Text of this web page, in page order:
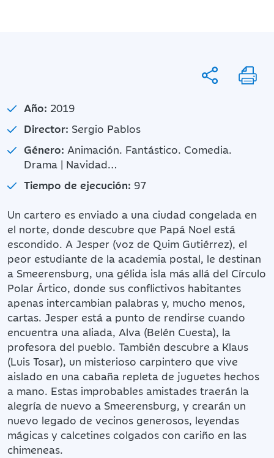
Año: 2019
Director: Sergio Pablos
Género: Animación. Fantástico. Comedia.
Drama | Navidad…
Tiempo de ejecución: 97
Un cartero es enviado a una ciudad congelada en
el norte, donde descubre que Papá Noel está
escondido. A Jesper (voz de Quim Gutiérrez), el
peor estudiante de la academia postal, le destinan
a Smeerensburg, una gélida isla más allá del Círculo
Polar Ártico, donde sus conflictivos habitantes
apenas intercambian palabras y, mucho menos,
cartas. Jesper está a punto de rendirse cuando
encuentra una aliada, Alva (Belén Cuesta), la
profesora del pueblo. También descubre a Klaus
(Luis Tosar), un misterioso carpintero que vive
aislado en una cabaña repleta de juguetes hechos
a mano. Estas improbables amistades traerán la
alegría de nuevo a Smeerensburg, y crearán un
nuevo legado de vecinos generosos, leyendas
mágicas y calcetines colgados con cariño en las
chimeneas.